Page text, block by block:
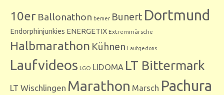
10er Ballonathon bemer Bunert Dortmund
Endorphinjunkies ENERGETIX Extremmärsche
Halbmarathon Kühnen Laufgedöns
Laufvideos LGO LIDOMA LT Bittermark
LT Wischlingen Marathon Marsch Pachura